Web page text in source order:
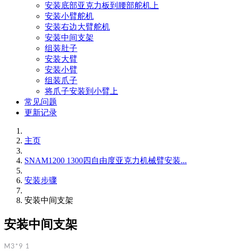
安装底部亚克力板到腰部舵机上
安装小臂舵机
安装右边大臂舵机
安装中间支架
组装肚子
安装大臂
安装小臂
组装爪子
将爪子安装到小臂上
常见问题
更新记录
主页
SNAM1200 1300四自由度亚克力机械臂安装...
安装步骤
安装中间支架
安装中间支架
M3*9 1